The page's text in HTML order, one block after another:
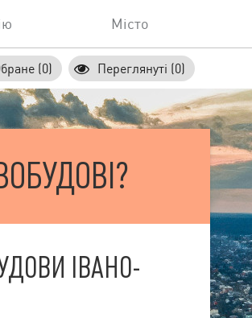
Місто
(0) Переглянуті (0)
ІВАНО-